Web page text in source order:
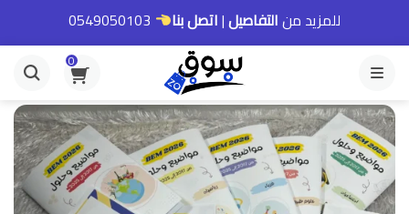
للمزيد منالتفاصيل|اتصل بنا 0549050103
القائمة
0